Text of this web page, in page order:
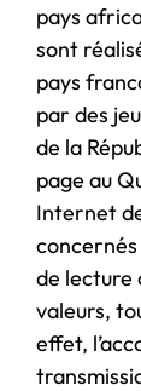
pays
sont
pays
par des
de la
page au
Internet
de lecture
valeurs,
effet,